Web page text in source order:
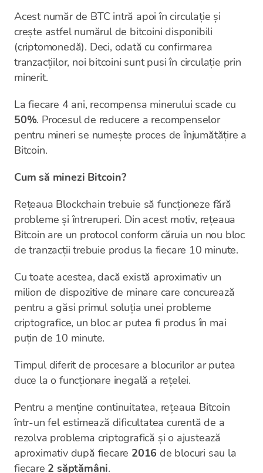
Acest număr de BTC intră apoi în circulație și
crește astfel numărul de bitcoini disponibili
(criptomonedă). Deci, odată cu confirmarea
tranzacțiilor, noi bitcoini sunt pusi în circulație prin
minerit.
La fiecare 4 ani, recompensa minerului scade cu
50%. Procesul de reducere a recompenselor
pentru mineri se numește proces de înjumătățire a
Bitcoin.
Cum să minezi Bitcoin?
Rețeaua Blockchain trebuie să funcționeze fără
probleme și întreruperi. Din acest motiv, rețeaua
Bitcoin are un protocol conform căruia un nou bloc
de tranzacții trebuie produs la fiecare 10 minute.
Cu toate acestea, dacă există aproximativ un
milion de dispozitive de minare care concurează
pentru a găsi primul soluția unei probleme
criptografice, un bloc ar putea fi produs în mai
puțin de 10 minute.
Timpul diferit de procesare a blocurilor ar putea
duce la o funcționare inegală a rețelei.
Pentru a menține continuitatea, rețeaua Bitcoin
într-un fel estimează dificultatea curentă de a
rezolva problema criptografică și o ajustează
aproximativ după fiecare 2016 de blocuri sau la
fiecare 2 săptămâni.